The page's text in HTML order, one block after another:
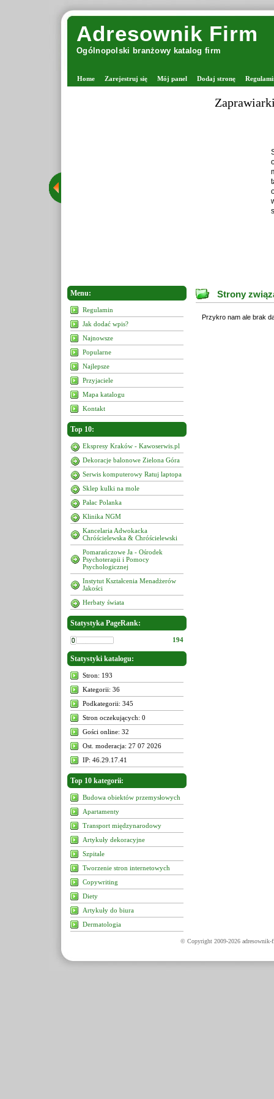
Adresownik Firm
Ogólnopolski branżowy katalog firm
Home Zarejestruj się Mój panel Dodaj stronę
Menu:
Regulamin
Jak dodać wpis?
Najnowsze
Popularne
Najlepsze
Przyjaciele
Mapa katalogu
Kontakt
Top 10:
Ekspresy Kraków - Kawoserwis.pl
Dekoracje balonowe Zielona Góra
Serwis komputerowy Ratuj laptopa
Sklep kulki na mole
Pałac Polanka
Klinika NGM
Kancelaria Adwokacka
Chróścielewska & Chróścielewski
Pomarańczowe Ja - Ośrodek
Psychoterapii i Pomocy
Psychologicznej
Instytut Kształcenia Menadżerów
Jakości
Herbaty świata
Statystyka PageRank:
194
Statystyki katalogu:
Stron: 193
Kategorii: 36
Podkategorii: 345
Stron oczekujących: 0
Gości online: 32
Ost. moderacja: 27 07 2026
IP: 46.29.17.41
Top 10 kategorii:
Budowa obiektów przemysłowych
Apartamenty
Transport międzynarodowy
Artykuły dekoracyjne
Szpitale
Tworzenie stron internetowych
Copywriting
Diety
Artykuły do biura
Dermatologia
Strony
Przykro nam ale brak
© Copyright 2009-2026